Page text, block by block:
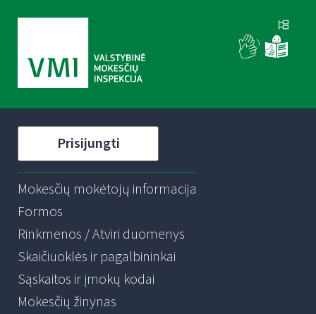
Prisijungti
Mokesčių mokėtojų informacija
Formos
Rinkmenos / Atviri duomenys
Skaičiuoklės ir pagalbininkai
Sąskaitos ir įmokų kodai
Mokesčių žinynas